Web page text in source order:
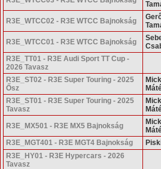
R3E_WTCC02 - R3E WTCC Bajnokság
R3E_WTCC01 - R3E WTCC Bajnokság
R3E_TT01 - R3E Audi Sport TT Cup -
2026 Tavasz
R3E_ST02 - R3E Super Touring - 2025
Ősz
R3E_ST01 - R3E Super Touring - 2025
Tavasz
R3E_MX501 - R3E MX5 Bajnokság
R3E_MGT401 - R3E MGT4 Bajnokság
R3E_HY01 - R3E Hypercars - 2026
Tavasz